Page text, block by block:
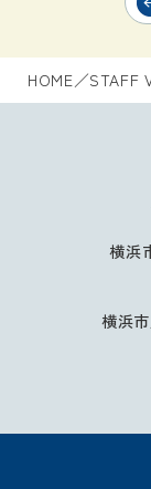
HOME／STAFF
横浜
横浜